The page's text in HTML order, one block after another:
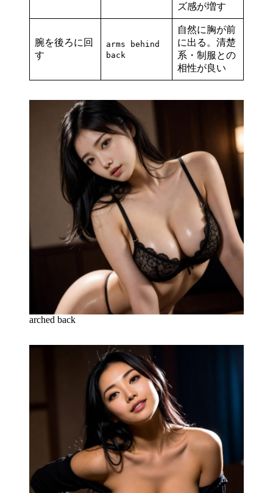
ズ感が増す
腕を後ろに回
す
arms behind
back
自然に胸が前
に出る。清楚
系・制服との
相性が良い
arched back